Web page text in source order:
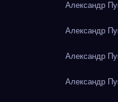
Александр
Александр
Александр
Александр